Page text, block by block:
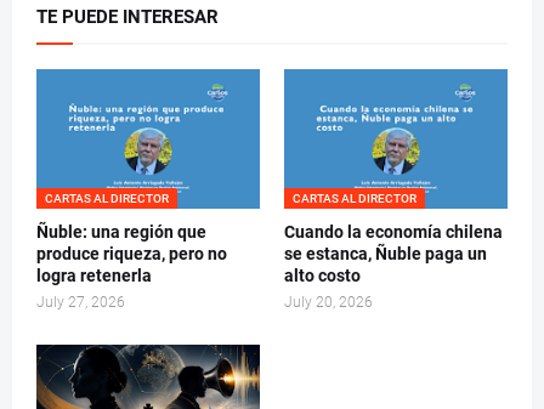
TE PUEDE INTERESAR
CARTAS AL DIRECTOR
Ñuble: una región que
produce riqueza, pero no
logra retenerla
July 27, 2026
CARTAS AL DIRECTOR
Cuando la economía chilena
se estanca, Ñuble paga un
alto costo
July 20, 2026